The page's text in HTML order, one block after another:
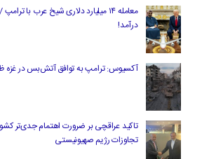
معامله ۱۴ میلیارد دلاری شیخ عرب با
درآمد!
آکسیوس: ترامپ به توافق آتش‌بس در غزه ظرف ۲ روز آینده
تاکید عراقچی بر ضرورت اهتمام جدی‌تر
تجاوزات رژیم صهیونیستی